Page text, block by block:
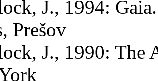
J., 1994:
Prešov
J., 1990: The